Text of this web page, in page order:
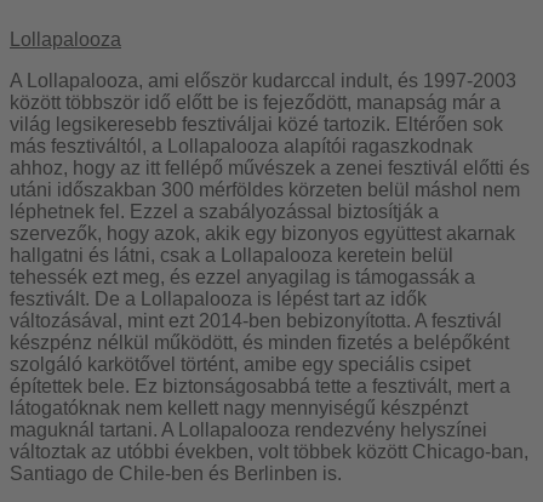
Lollapalooza
A Lollapalooza, ami először kudarccal indult, és 1997-2003
között többször idő előtt be is fejeződött, manapság már a
világ legsikeresebb fesztiváljai közé tartozik. Eltérően sok
más fesztiváltól, a Lollapalooza alapítói ragaszkodnak
ahhoz, hogy az itt fellépő művészek a zenei fesztivál előtti és
utáni időszakban 300 mérföldes körzeten belül máshol nem
léphetnek fel. Ezzel a szabályozással biztosítják a
szervezők, hogy azok, akik egy bizonyos együttest akarnak
hallgatni és látni, csak a Lollapalooza keretein belül
tehessék ezt meg, és ezzel anyagilag is támogassák a
fesztivált. De a Lollapalooza is lépést tart az idők
változásával, mint ezt 2014-ben bebizonyította. A fesztivál
készpénz nélkül működött, és minden fizetés a belépőként
szolgáló karkötővel történt, amibe egy speciális csipet
építettek bele. Ez biztonságosabbá tette a fesztivált, mert a
látogatóknak nem kellett nagy mennyiségű készpénzt
maguknál tartani. A Lollapalooza rendezvény helyszínei
változtak az utóbbi években, volt többek között Chicago-ban,
Santiago de Chile-ben és Berlinben is.